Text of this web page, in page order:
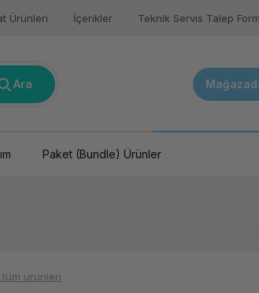
Ürünleri İçerikler Teknik Servis Talep
Ara
Paket (Bundle) Ürünler
tüm ürünleri